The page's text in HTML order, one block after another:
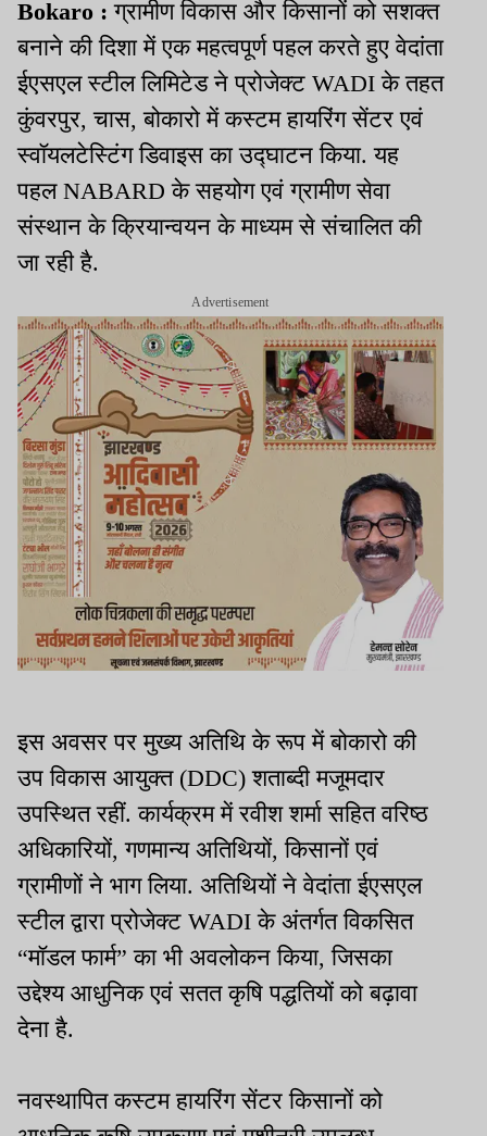
Bokaro :ग्रामीण विकास और किसानों को सशक्त
बनाने की दिशा में एक महत्वपूर्ण पहल करते हुए वेदांता
ईएसएल स्टील लिमिटेड ने प्रोजेक्ट WADI के तहत
कुंवरपुर, चास, बोकारो में कस्टम हायरिंग सेंटर एवं
स्वॉयलटेस्टिंग डिवाइस का उद्घाटन किया. यह
पहल NABARD के सहयोग एवं ग्रामीण सेवा
संस्थान के क्रियान्वयन के माध्यम से संचालित की
जा रही है.
Advertisement
इस अवसर पर मुख्य अतिथि के रूप में बोकारो की
उप विकास आयुक्त (DDC) शताब्दी मजूमदार
उपस्थित रहीं. कार्यक्रम में रवीश शर्मा सहित वरिष्ठ
अधिकारियों, गणमान्य अतिथियों, किसानों एवं
ग्रामीणों ने भाग लिया. अतिथियों ने वेदांता ईएसएल
स्टील द्वारा प्रोजेक्ट WADI के अंतर्गत विकसित
“मॉडल फार्म” का भी अवलोकन किया, जिसका
उद्देश्य आधुनिक एवं सतत कृषि पद्धतियों को बढ़ावा
देना है.
नवस्थापित कस्टम हायरिंग सेंटर किसानों को